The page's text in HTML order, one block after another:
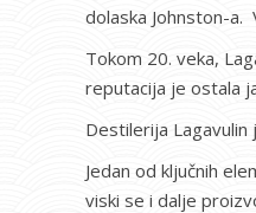
dolaska Johnston-a.
Tokom 20. veka,
reputacija je ostala
Destilerija
Jedan od ključnih
viski se i dalje